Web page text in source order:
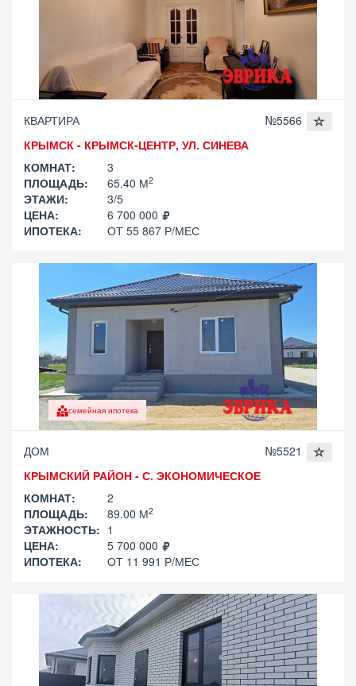
КВАРТИРА
№5566
КРЫМСК - КРЫМСК-ЦЕНТР, УЛ. СИНЕВА
КОМНАТ:
3
ПЛОЩАДЬ:
65.40 М2
ЭТАЖИ:
3/5
ЦЕНА:
6 700 000
ИПОТЕКА:
ОТ 55 867 Р/МЕС
семейная ипотека
ДОМ
№5521
КРЫМСКИЙ РАЙОН - С. ЭКОНОМИЧЕСКОЕ
КОМНАТ:
2
ПЛОЩАДЬ:
89.00 М2
ЭТАЖНОСТЬ: 1
ЦЕНА:
5 700 000
ИПОТЕКА:
ОТ 11 991 Р/МЕС